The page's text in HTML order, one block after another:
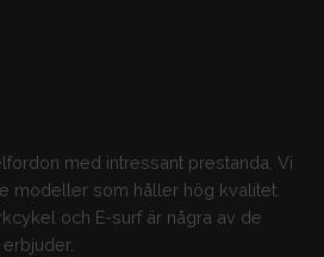
med intressant prestanda. Vi
modeller som håller hög kvalitet.
och E-surf är några av de